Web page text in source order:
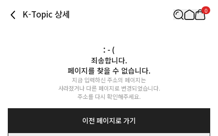
K-Topic 상세 0
: - (
죄송합니다.
페이지를 찾을 수 없습니다.
지금 입력하신 주소의 페이지는
사라졌거나 다른 페이지로 변경되었습니다.
주소를 다시 확인해주세요.
이전 페이지로 가기